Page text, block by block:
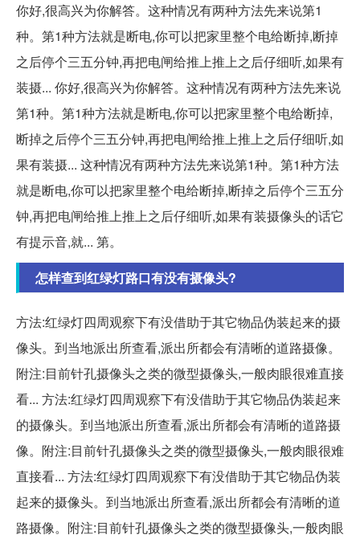
你好,很高兴为你解答。这种情况有两种方法先来说第1
种。第1种方法就是断电,你可以把家里整个电给断掉,断掉
之后停个三五分钟,再把电闸给推上推上之后仔细听,如果有
装摄... 你好,很高兴为你解答。这种情况有两种方法先来说
第1种。第1种方法就是断电,你可以把家里整个电给断掉,
断掉之后停个三五分钟,再把电闸给推上推上之后仔细听,如
果有装摄... 这种情况有两种方法先来说第1种。第1种方法
就是断电,你可以把家里整个电给断掉,断掉之后停个三五分
钟,再把电闸给推上推上之后仔细听,如果有装摄像头的话它
有提示音,就... 第。
怎样查到红绿灯路口有没有摄像头?
方法:红绿灯四周观察下有没借助于其它物品伪装起来的摄
像头。到当地派出所查看,派出所都会有清晰的道路摄像。
附注:目前针孔摄像头之类的微型摄像头,一般肉眼很难直接
看... 方法:红绿灯四周观察下有没借助于其它物品伪装起来
的摄像头。到当地派出所查看,派出所都会有清晰的道路摄
像。附注:目前针孔摄像头之类的微型摄像头,一般肉眼很难
直接看... 方法:红绿灯四周观察下有没借助于其它物品伪装
起来的摄像头。到当地派出所查看,派出所都会有清晰的道
路摄像。附注:目前针孔摄像头之类的微型摄像头,一般肉眼